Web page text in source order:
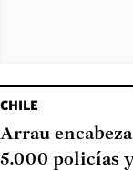
CHILE
Arrau
5.000 policías